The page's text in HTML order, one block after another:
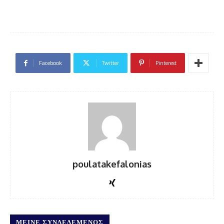
Facebook Twitter Pinterest
poulatakefalonias
ΜΕΊΝΕ ΣΥΝΔΕΔΕΜΈΝΟΣ